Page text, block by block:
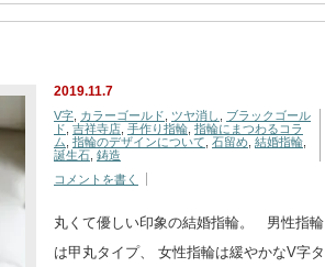
2019.11.7
V字 カラーゴールド ツヤ消し
ブラックゴール
ド 吉祥寺店 手作り指輪 指輪にまつわるコラ
ム 指輪のデザインについて 石留め 結婚指輪
誕生石 鋳造
コメントを書く
丸くて優しい印象の結婚指輪。 男性指輪
は甲丸タイプ、 女性指輪は緩やかなV字タ